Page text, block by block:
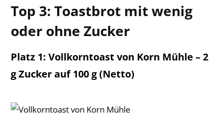
Top 3: Toastbrot mit wenig
oder ohne Zucker
Platz 1: Vollkorntoast von Korn Mühle – 2
g Zucker auf 100 g (Netto)